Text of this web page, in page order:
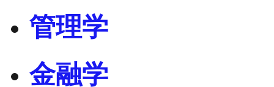
管理学
金融学